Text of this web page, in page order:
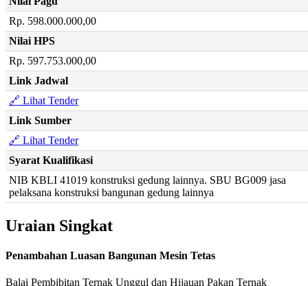
Rp. 598.000.000,00
Nilai HPS
Rp. 597.753.000,00
Link Jadwal
🔗 Lihat Tender
Link Sumber
🔗 Lihat Tender
Syarat Kualifikasi
NIB KBLI 41019 konstruksi gedung lainnya. SBU BG009 jasa
pelaksana konstruksi bangunan gedung lainnya
Uraian Singkat
Penambahan Luasan Bangunan Mesin Tetas
Balai Pembibitan Ternak Unggul dan Hijauan Pakan Ternak